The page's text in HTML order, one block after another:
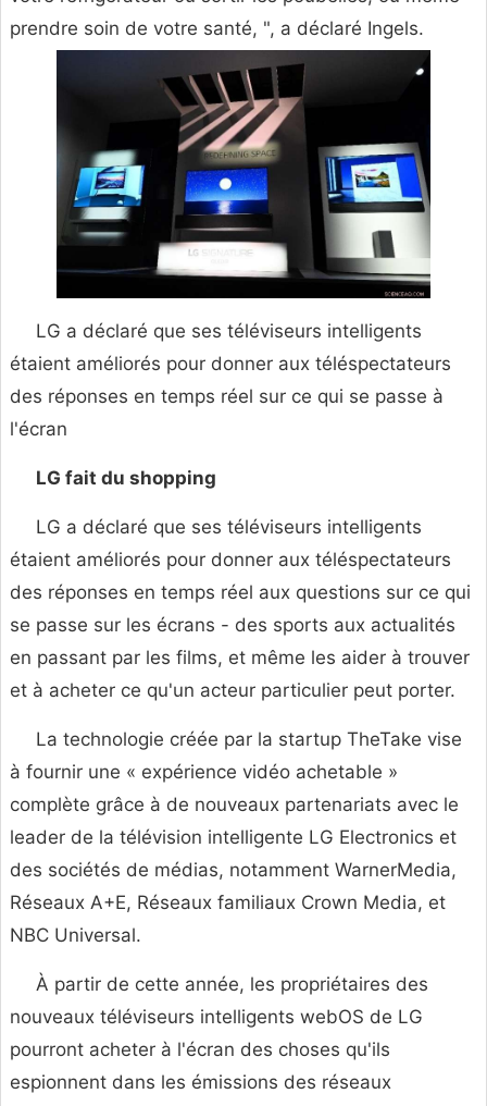
prendre soin de votre santé, ", a déclaré Ingels.
LG a déclaré que ses téléviseurs intelligents
étaient améliorés pour donner aux téléspectateurs
des réponses en temps réel sur ce qui se passe à
l'écran
LG fait du shopping
LG a déclaré que ses téléviseurs intelligents
étaient améliorés pour donner aux téléspectateurs
des réponses en temps réel aux questions sur ce qui
se passe sur les écrans - des sports aux actualités
en passant par les films, et même les aider à trouver
et à acheter ce qu'un acteur particulier peut porter.
La technologie créée par la startup TheTake vise
à fournir une « expérience vidéo achetable »
complète grâce à de nouveaux partenariats avec le
leader de la télévision intelligente LG Electronics et
des sociétés de médias, notamment WarnerMedia,
Réseaux A+E, Réseaux familiaux Crown Media, et
NBC Universal.
À partir de cette année, les propriétaires des
nouveaux téléviseurs intelligents webOS de LG
pourront acheter à l'écran des choses qu'ils
espionnent dans les émissions des réseaux